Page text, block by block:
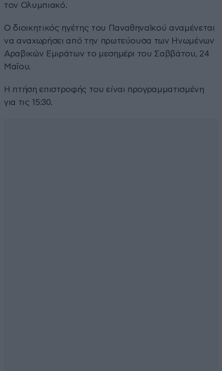
τον Ολυμπιακό.
Ο διοικητικός ηγέτης του Παναθηναϊκού αναμένεται
να αναχωρήσει από την πρωτεύουσα των Ηνωμένων
Αραβικών Εμιράτων το μεσημέρι του Σαββάτου, 24
Μαΐου.
Η πτήση επιστροφής του είναι προγραμματισμένη
για τις 15:30.